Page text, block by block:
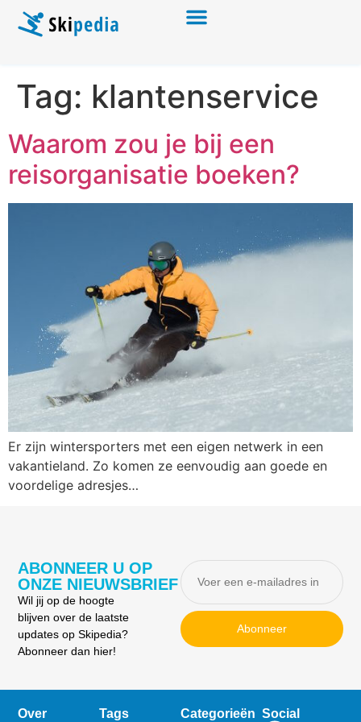
Tag: klantenservice
Waarom zou je bij een
reisorganisatie boeken?
Er zijn wintersporters met een eigen netwerk in een
vakantieland. Zo komen ze eenvoudig aan goede en
voordelige adresjes…
ABONNEER U OP
ONZE NIEUWSBRIEF
Wil jij op de hoogte
blijven over de laatste
updates op Skipedia?
Abonneer dan hier!
Abonneer
Over Tags Categorieën Social